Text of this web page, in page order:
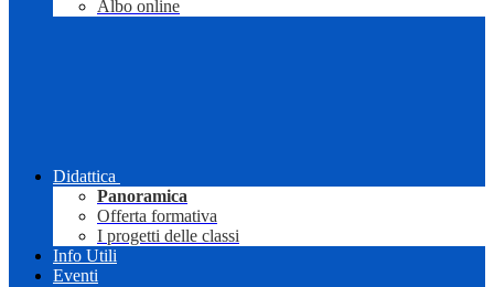
Albo online
Didattica
Panoramica
Offerta formativa
I progetti delle classi
Info Utili
Eventi